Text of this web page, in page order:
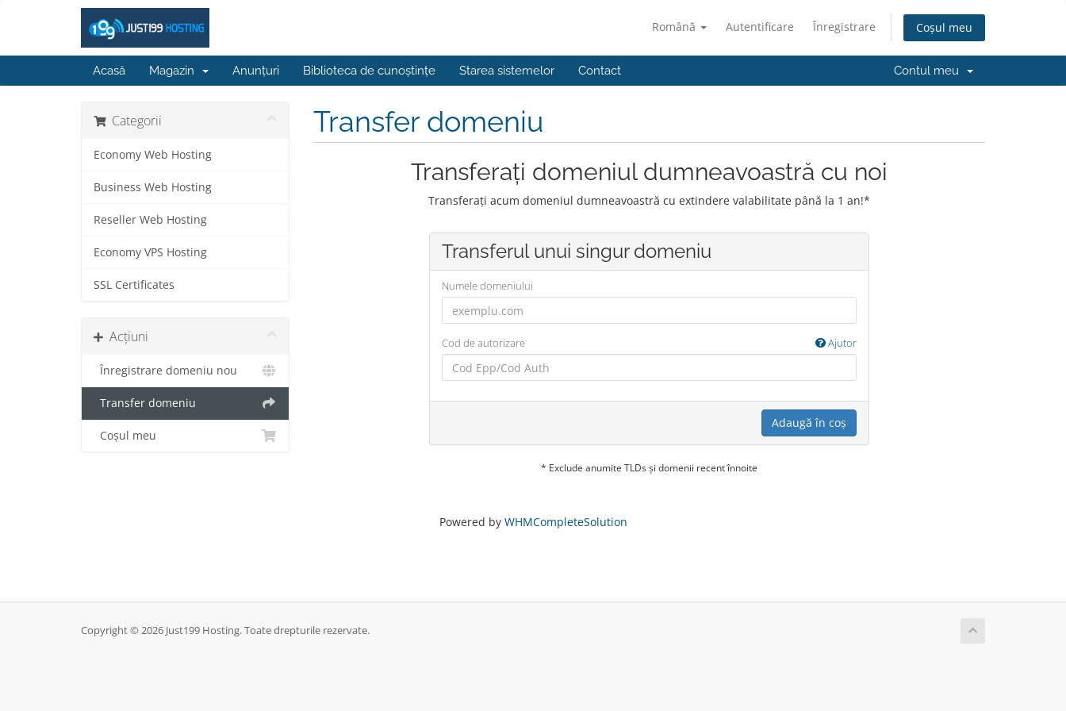
Română Autentificare Înregistrare Coșul meu
Acasă Magazin Anunțuri Biblioteca de cunoștințe Starea sistemelor Contact Contul meu
Categorii
Economy Web Hosting
Business Web Hosting
Reseller Web Hosting
Economy VPS Hosting
SSL Certificates
Acțiuni
Înregistrare domeniu nou
Transfer domeniu
Coșul meu
Transfer domeniu
Transferați domeniul dumneavoastră cu noi
Transferați acum domeniul dumneavoastră cu extindere valabilitate până la 1 an!*
Transferul unui singur domeniu
Numele domeniului
Cod de autorizare Ajutor
Adaugă în coș
* Exclude anumite TLDs și domenii recent înnoite
Powered by WHMCompleteSolution
Copyright © 2026 Just199 Hosting. Toate drepturile rezervate.